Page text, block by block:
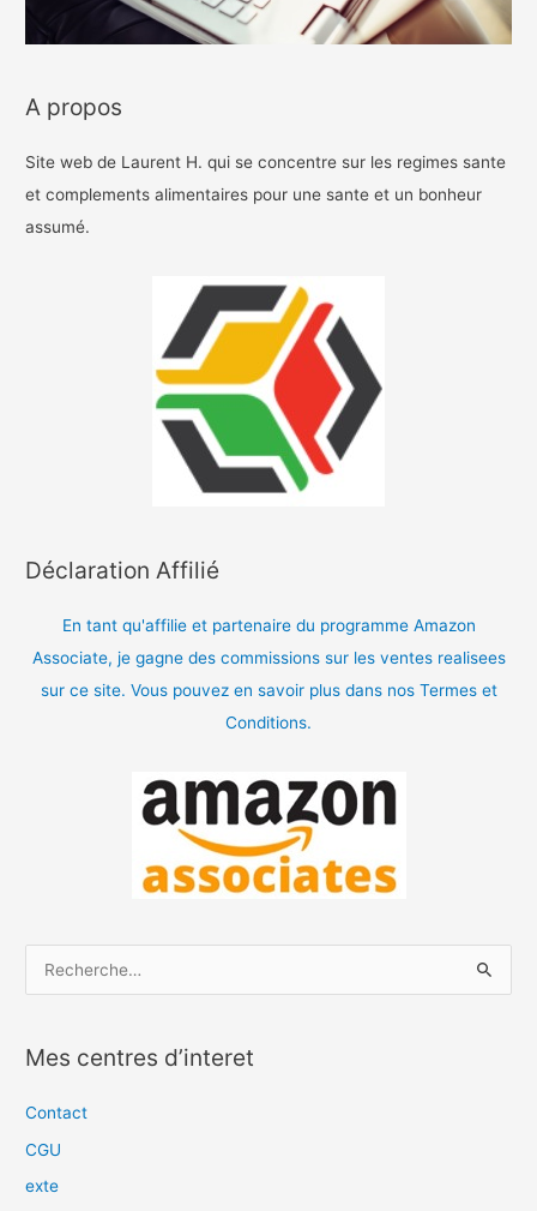
A propos
Site web de Laurent H. qui se concentre sur les regimes sante
et complements alimentaires pour une sante et un bonheur
assumé.
Déclaration Affilié
En tant qu'affilie et partenaire du programme Amazon
Associate, je gagne des commissions sur les ventes realisees
sur ce site. Vous pouvez en savoir plus dans nos Termes et
Conditions.
h
e
Mes centres d’interet
Contact
CGU
exte